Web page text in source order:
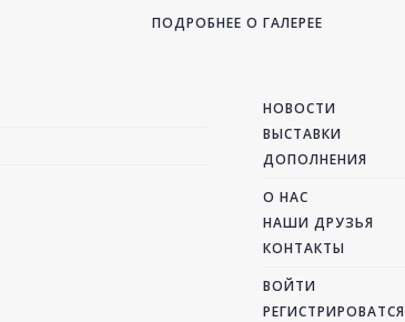
ПОДРОБНЕЕ О ГАЛЕРЕЕ
НОВОСТИ
ВЫСТАВКИ
ДОПОЛНЕНИЯ
О НАС
НАШИ ДРУЗЬЯ
КОНТАКТЫ
ВОЙТИ
РЕГИСТРИРОВАТСЯ